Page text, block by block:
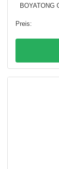
BOYATONG